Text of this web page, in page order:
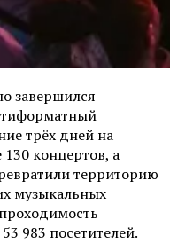
завершился
трёх дней на
130 концертов, а
территорию
музыкальных
983 посетителей.